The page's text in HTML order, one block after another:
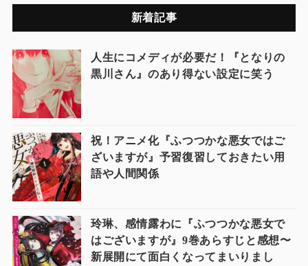
新着記事
人生にコメディが必要だ！『となりの
黒川さん』のあり得ない設定に笑う
祝！アニメ化『ふつつかな悪女ではご
ざいますが』予習復習しておきたい用
語や人間関係
玲琳、感情露わに『ふつつかな悪女で
はございますが』9巻あらすじと感想〜
新展開にて面白くなってまいりまし